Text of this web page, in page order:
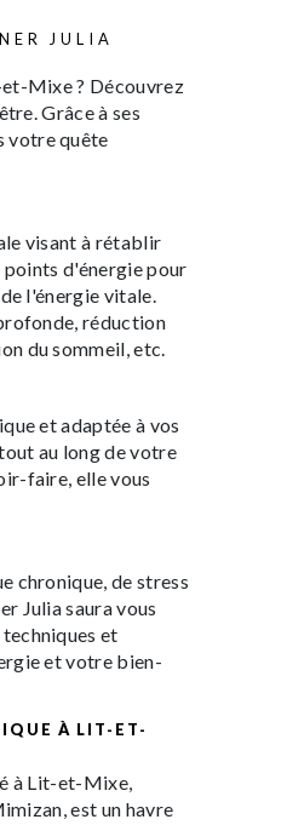
JULIA
Mixe ? Découvrez
Grâce à ses
votre quête
visant à rétablir
d'énergie pour
l'énergie vitale.
réduction
du sommeil, etc.
et adaptée à vos
au long de votre
faire, elle vous
chronique, de stress
Julia saura vous
et
et votre bien-
À LIT-ET-
à Lit-et-Mixe,
est un havre